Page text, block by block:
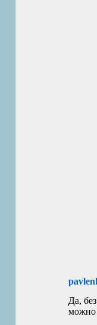
Да,
можно